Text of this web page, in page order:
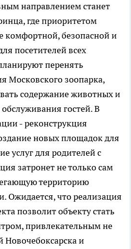
направлением станет
где приоритетом
комфортной, безопасной и
посетителей всех
перенять
Московского зоопарка,
содержание животных и
гостей. В
- реконструкция
новых площадок для
услуг для родителей с
затронет не только сам
территорию
Ожидается, что реализация
позволит объекту стать
привлекательным не
Новочебоксарска и